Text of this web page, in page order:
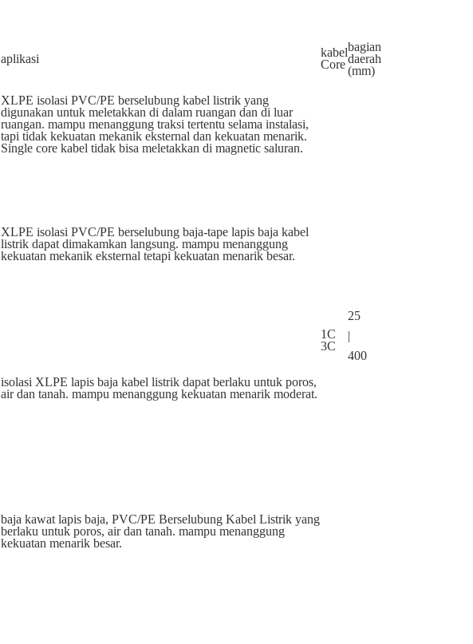
aplikasi
kabel
Core
bagian
daerah
(mm)
XLPE isolasi PVC/PE berselubung kabel listrik yang
digunakan untuk meletakkan di dalam ruangan dan di luar
ruangan. mampu menanggung traksi tertentu selama instalasi,
tapi tidak kekuatan mekanik eksternal dan kekuatan menarik.
Single core kabel tidak bisa meletakkan di magnetic saluran.
1C
3C
25
|
400
XLPE isolasi PVC/PE berselubung baja-tape lapis baja kabel
listrik dapat dimakamkan langsung. mampu menanggung
kekuatan mekanik eksternal tetapi kekuatan menarik besar.
isolasi XLPE lapis baja kabel listrik dapat berlaku untuk poros,
air dan tanah. mampu menanggung kekuatan menarik moderat.
baja kawat lapis baja, PVC/PE Berselubung Kabel Listrik yang
berlaku untuk poros, air dan tanah. mampu menanggung
kekuatan menarik besar.